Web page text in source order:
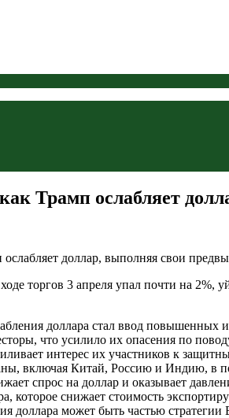
как Трамп ослабляет
торгов 3 апреля упал почти на 2%,
доллара стал ввод
что усилило их опасения по
интерес их участников к
включая Китай, Россию и Индию, в
спрос на доллар и оказывает
которое снижает стоимость
доллара может быть частью